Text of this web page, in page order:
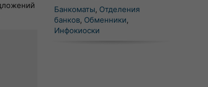
Банкоматы, Отделения
банков, Обменники,
Инфокиоски